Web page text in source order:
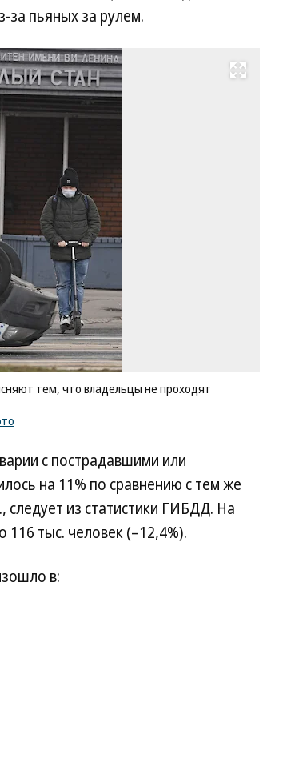
за пьяных за рулем.
Развернуть на весь экран
тем, что владельцы не проходят
с пострадавшими или
на 11% по сравнению с тем же
следует из статистики ГИБДД. На
116 тыс. человек (–12,4%).
в: